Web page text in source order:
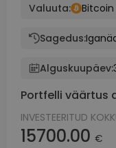
Valuuta:
Bitcoin
Sagedus:
Alguskuupäev:
Portfelli väärtus
INVESTEERITUD
15700.00 €